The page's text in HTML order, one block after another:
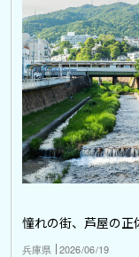
憧れの街、芦屋の正
兵庫県 2026/06/19